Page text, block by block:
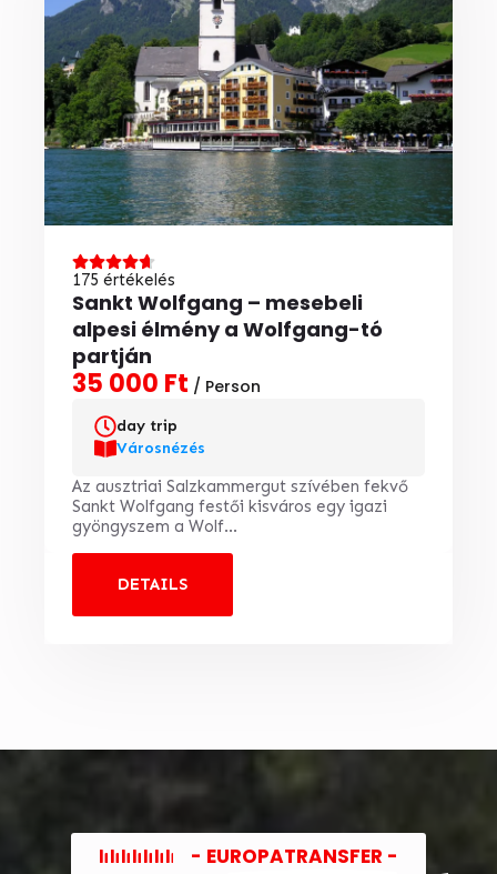
175 értékelés
Sankt Wolfgang – mesebeli
alpesi élmény a Wolfgang-tó
partján
35 000 Ft / Person
day trip
Városnézés
Az ausztriai Salzkammergut szívében fekvő
Sankt Wolfgang festői kisváros egy igazi
gyöngyszem a Wolf...
DETAILS
- EUROPATRANSFER -